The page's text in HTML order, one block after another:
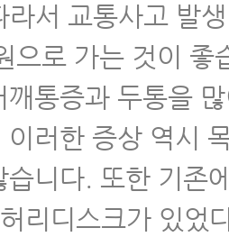
라서 교통사고 발
으로 가는 것이 좋
깨통증과 두통을
이러한 증상 역시
습니다. 또한 기존
리디스크가 있었